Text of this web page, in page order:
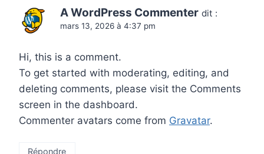
A WordPress Commenter dit :
mars 13, 2026 à 4:37 pm
Hi, this is a comment.
To get started with moderating, editing, and
deleting comments, please visit the Comments
screen in the dashboard.
Commenter avatars come from Gravatar.
Répondre